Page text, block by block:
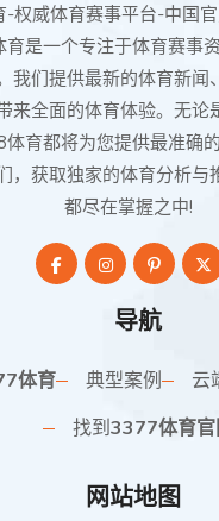
-权威体育赛事平台-中国
是一个专注于体育赛事
我们提供最新的体育新闻
来全面的体育体验。无论
育都将为您提供最准确
，获取独家的体育分析与
都尽在掌握之中!
导航
体育 典型案例 云
找到3377体育官
网站地图